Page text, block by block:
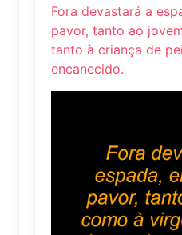
Fora devastará a
pavor, tanto ao
tanto à criança de
encanecido.